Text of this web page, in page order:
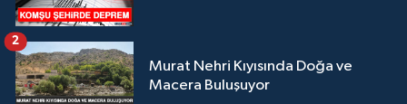
Murat Nehri Kıyısında Doğa ve
Macera Buluşuyor
2